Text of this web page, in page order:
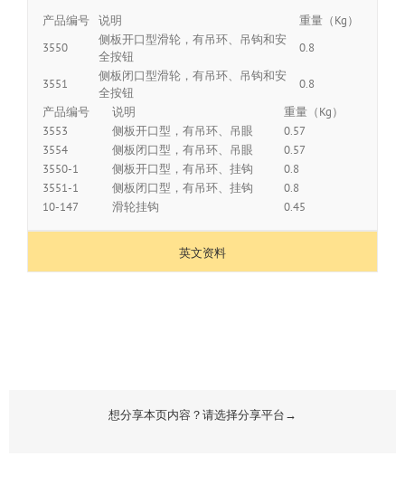
产品编号 说明
重量（Kg）
3550
侧板开口型滑轮，有吊环、吊钩和安
全按钮
0.8
3551
侧板闭口型滑轮，有吊环、吊钩和安
全按钮
0.8
产品编号
说明
重量（Kg）
3553
侧板开口型，有吊环、吊眼
0.57
3554
侧板闭口型，有吊环、吊眼
0.57
3550-1
侧板开口型，有吊环、挂钩
0.8
3551-1
侧板闭口型，有吊环、挂钩
0.8
10-147
滑轮挂钩 0.45
英文资料
想分享本页内容？请选择分享平台→